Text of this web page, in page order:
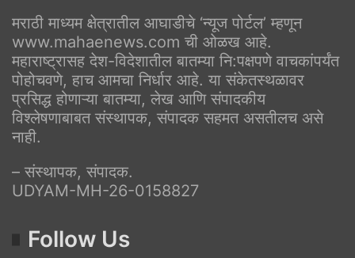
मराठी माध्यम क्षेत्रातील आघाडीचे ‘न्यूज पोर्टल’ म्हणून
www.mahaenews.com ची ओळख आहे.
महाराष्ट्रासह देश-विदेशातील बातम्या नि:पक्षपणे वाचकांपर्यंत
पोहोचवणे, हाच आमचा निर्धार आहे. या संकेतस्थळावर
प्रसिद्ध होणाऱ्या बातम्या, लेख आणि संपादकीय
विश्लेषणाबाबत संस्थापक, संपादक सहमत असतीलच असे
नाही.
– संस्थापक, संपादक.
UDYAM-MH-26-0158827
Follow Us